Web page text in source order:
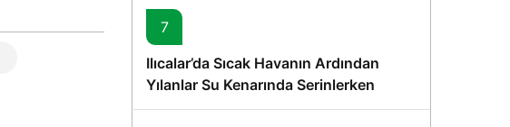
7
Ilıcalar’da Sıcak Havanın Ardından
Yılanlar Su Kenarında Serinlerken
Görüntülendi